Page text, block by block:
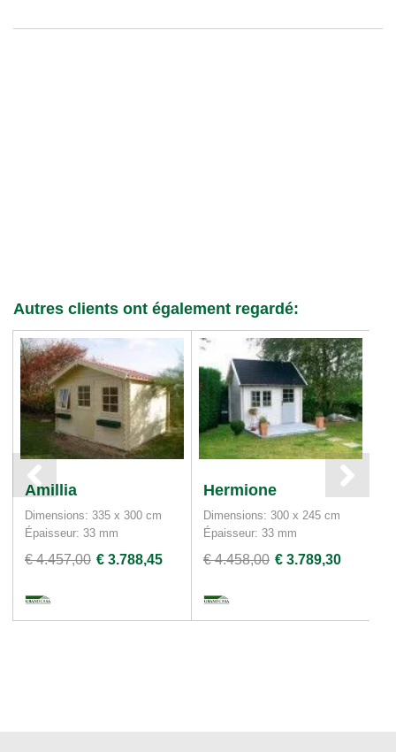
Autres clients ont également regardé:
Amillia
Dimensions: 335 x 300 cm
Épaisseur: 33 mm
€ 4.457,00 € 3.788,45
Hermione
Dimensions: 300 x 245 cm
Épaisseur: 33 mm
€ 4.458,00 € 3.789,30